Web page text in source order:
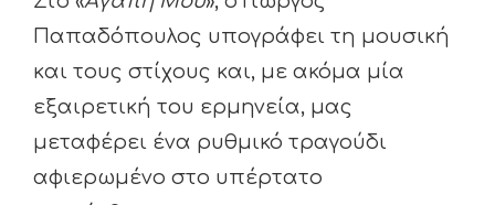
Παπαδόπουλος υπογράφει τη μουσική
και τους στίχους και, με ακόμα μία
εξαιρετική του ερμηνεία, μας
μεταφέρει ένα ρυθμικό τραγούδι
αφιερωμένο στο υπέρτατο